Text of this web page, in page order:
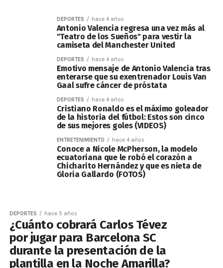
DEPORTES hace 4 años
Antonio Valencia regresa una vez más al
"Teatro de los Sueños" para vestir la
camiseta del Manchester United
DEPORTES hace 4 años
Emotivo mensaje de Antonio Valencia tras
enterarse que su exentrenador Louis Van
Gaal sufre cáncer de próstata
DEPORTES hace 4 años
Cristiano Ronaldo es el máximo goleador
de la historia del fútbol: Estos son cinco
de sus mejores goles (VIDEOS)
ENTRETENIMIENTO hace 4 años
Conoce a Nicole McPherson, la modelo
ecuatoriana que le robó el corazón a
Chicharito Hernández y que es nieta de
Gloria Gallardo (FOTOS)
DEPORTES hace 5 años
¿Cuánto cobrará Carlos Tévez
por jugar para Barcelona SC
durante la presentación de la
plantilla en la Noche Amarilla?